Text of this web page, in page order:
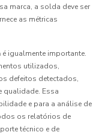
marca, a solda deve ser
as métricas
é igualmente importante.
utilizados,
defeitos detectados,
qualidade. Essa
e para a análise de
os relatórios de
técnico e de